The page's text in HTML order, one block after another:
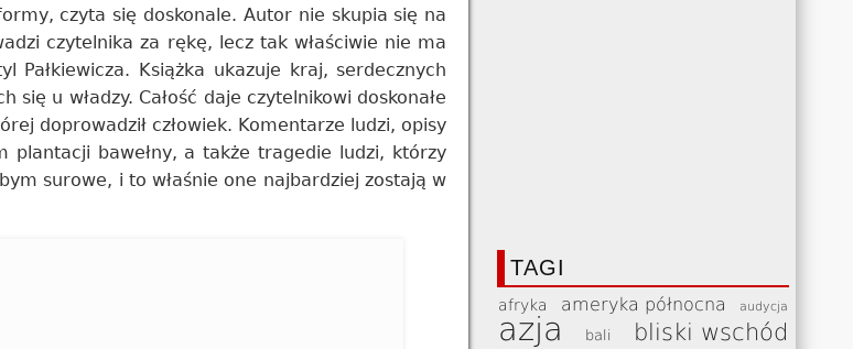
czyta się doskonale. Autor nie skupia się na
czytelnika za rękę, lecz tak właściwie nie ma
Książka ukazuje kraj, serdecznych
się u władzy. Całość daje czytelnikowi doskonałe
doprowadził człowiek. Komentarze ludzi, opisy
plantacji bawełny, a także tragedie ludzi, którzy
surowe, i to właśnie one najbardziej zostają w
TAGI
afryka ameryka północna audycja
azja bali bliski wschód